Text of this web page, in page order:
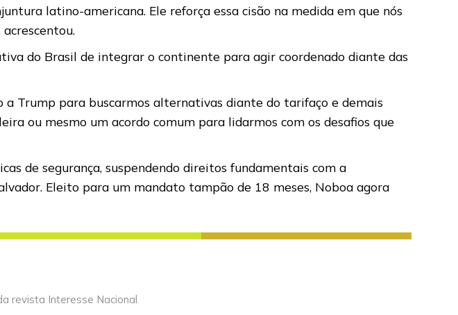
latino-americana. Ele reforça essa cisão na medida em que nós
do Brasil de integrar o continente para agir coordenado diante das
a Trump para buscarmos alternativas diante do tarifaço e demais
ou mesmo um acordo comum para lidarmos com os desafios que
de segurança, suspendendo direitos fundamentais com a
Eleito para um mandato tampão de 18 meses, Noboa agora
revista Interesse Nacional